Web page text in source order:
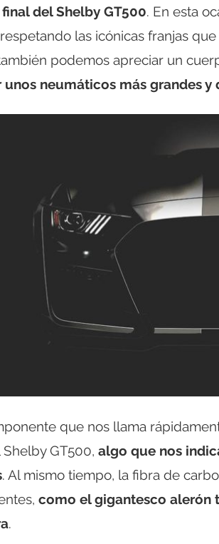
del Shelby GT500. En esta
las icónicas franjas
podemos apreciar un
unos neumáticos más grandes
que nos llama
GT500, algo que nos
. Al mismo tiempo, la fibra de
como el gigantesco alerón
.